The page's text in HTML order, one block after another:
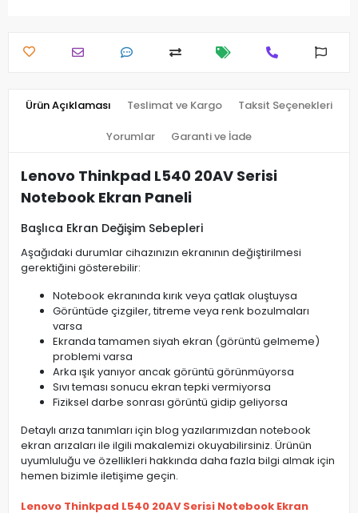
Ürün Açıklaması Teslimat ve Kargo Taksit Seçenekleri
Yorumlar Garanti ve İade
Lenovo Thinkpad L540 20AV Serisi
Notebook Ekran Paneli
Başlıca Ekran Değişim Sebepleri
Aşağıdaki durumlar cihazınızın ekranının değiştirilmesi
gerektiğini gösterebilir:
Notebook ekranında kırık veya çatlak oluştuysa
Görüntüde çizgiler, titreme veya renk bozulmaları
varsa
Ekranda tamamen siyah ekran (görüntü gelmeme)
problemi varsa
Arka ışık yanıyor ancak görüntü görünmüyorsa
Sıvı teması sonucu ekran tepki vermiyorsa
Fiziksel darbe sonrası görüntü gidip geliyorsa
Detaylı arıza tanımları için blog yazılarımızdan notebook
ekran arızaları ile ilgili makalemizi okuyabilirsiniz. Ürünün
uyumluluğu ve özellikleri hakkında daha fazla bilgi almak için
hemen bizimle iletişime geçin.
Lenovo Thinkpad L540 20AV Serisi Notebook Ekran